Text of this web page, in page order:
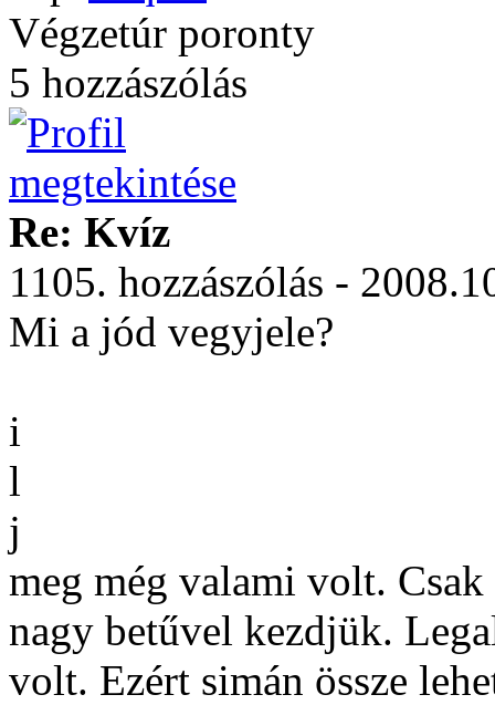
Végzetúr poronty
5 hozzászólás
Re: Kvíz
1105. hozzászólás -
Mi a jód vegyjele?
i
l
j
meg még valami volt.
nagy betűvel kezdjük.
volt. Ezért simán össze